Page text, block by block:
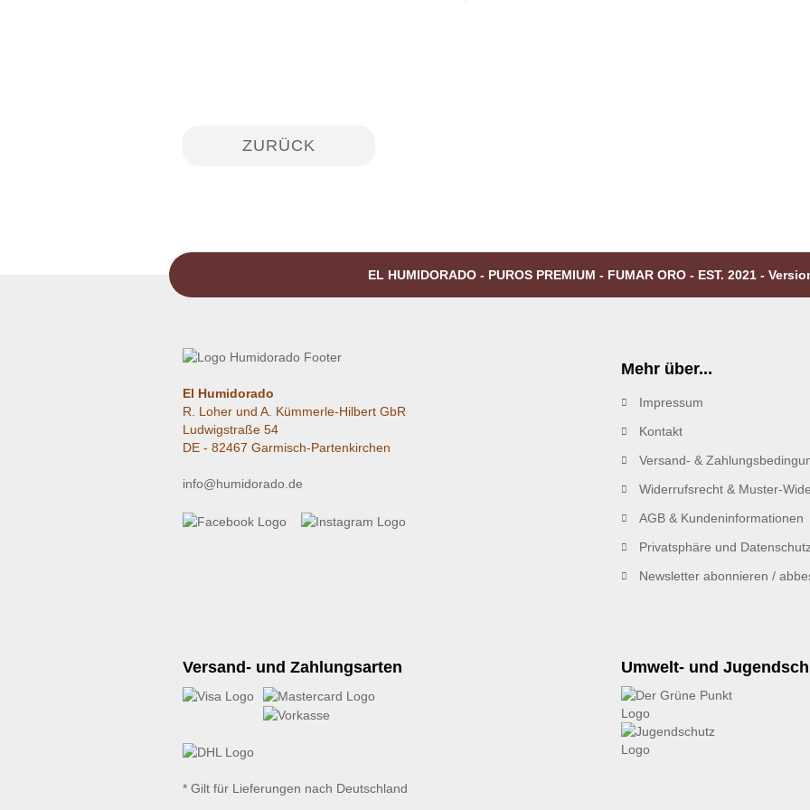
ZURÜCK
EL HUMIDORADO - PUROS PREMIUM - FUMAR ORO - EST. 2021 -
El Humidorado
R. Loher und A. Kümmerle-Hilbert GbR
Ludwigstraße 54
DE - 82467 Garmisch-Partenkirchen
info@humidorado.de
Mehr über...
Impressum
Kontakt
Versand- &
Widerrufsrecht & Muster-
AGB & Kundeninformationen
Privatsphäre und Datenschutz
Newsletter abonnieren /
Versand- und Zahlungsarten
* Gilt für Lieferungen nach Deutschland
Umwelt- und